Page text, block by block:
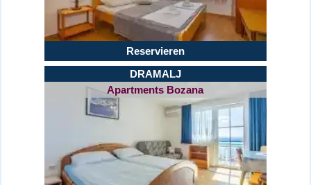
Reservieren
DRAMALJ
Apartments Bozana